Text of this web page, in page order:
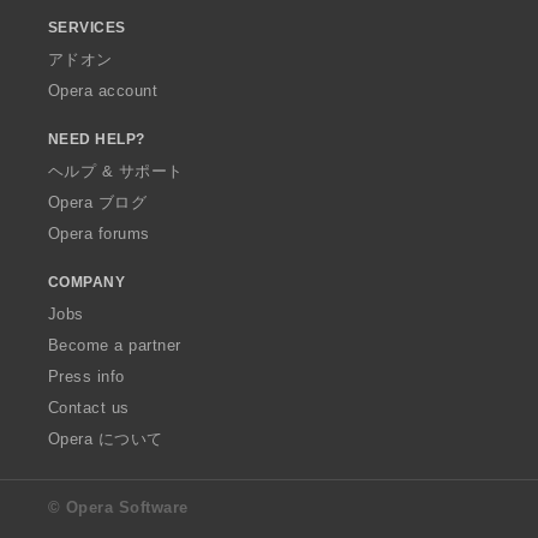
SERVICES
アドオン
Opera account
NEED HELP?
ヘルプ & サポート
Opera ブログ
Opera forums
COMPANY
Jobs
Become a partner
Press info
Contact us
Opera について
© Opera Software